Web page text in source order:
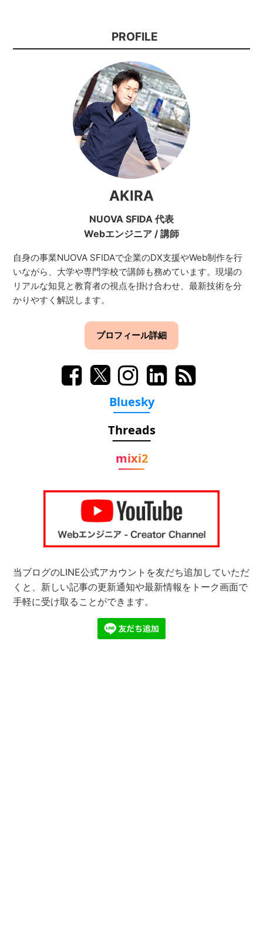
PROFILE
AKIRA
NUOVA SFIDA 代表
Webエンジニア / 講師
自身の事業NUOVA SFIDAで企業のDX支援やWeb制作を行
いながら、大学や専門学校で講師も務めています。現場の
リアルな知見と教育者の視点を掛け合わせ、最新技術を分
かりやすく解説します。
プロフィール詳細
Bluesky
Threads
mixi2
当ブログのLINE公式アカウントを友だち追加していただ
くと、新しい記事の更新通知や最新情報をトーク画面で
手軽に受け取ることができます。